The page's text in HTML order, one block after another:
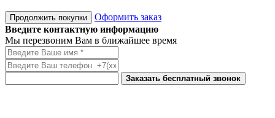
Продолжить покупки
Оформить заказ
Введите контактную информацию
Мы перезвоним Вам в ближайшее время
Заказать бесплатный звонок